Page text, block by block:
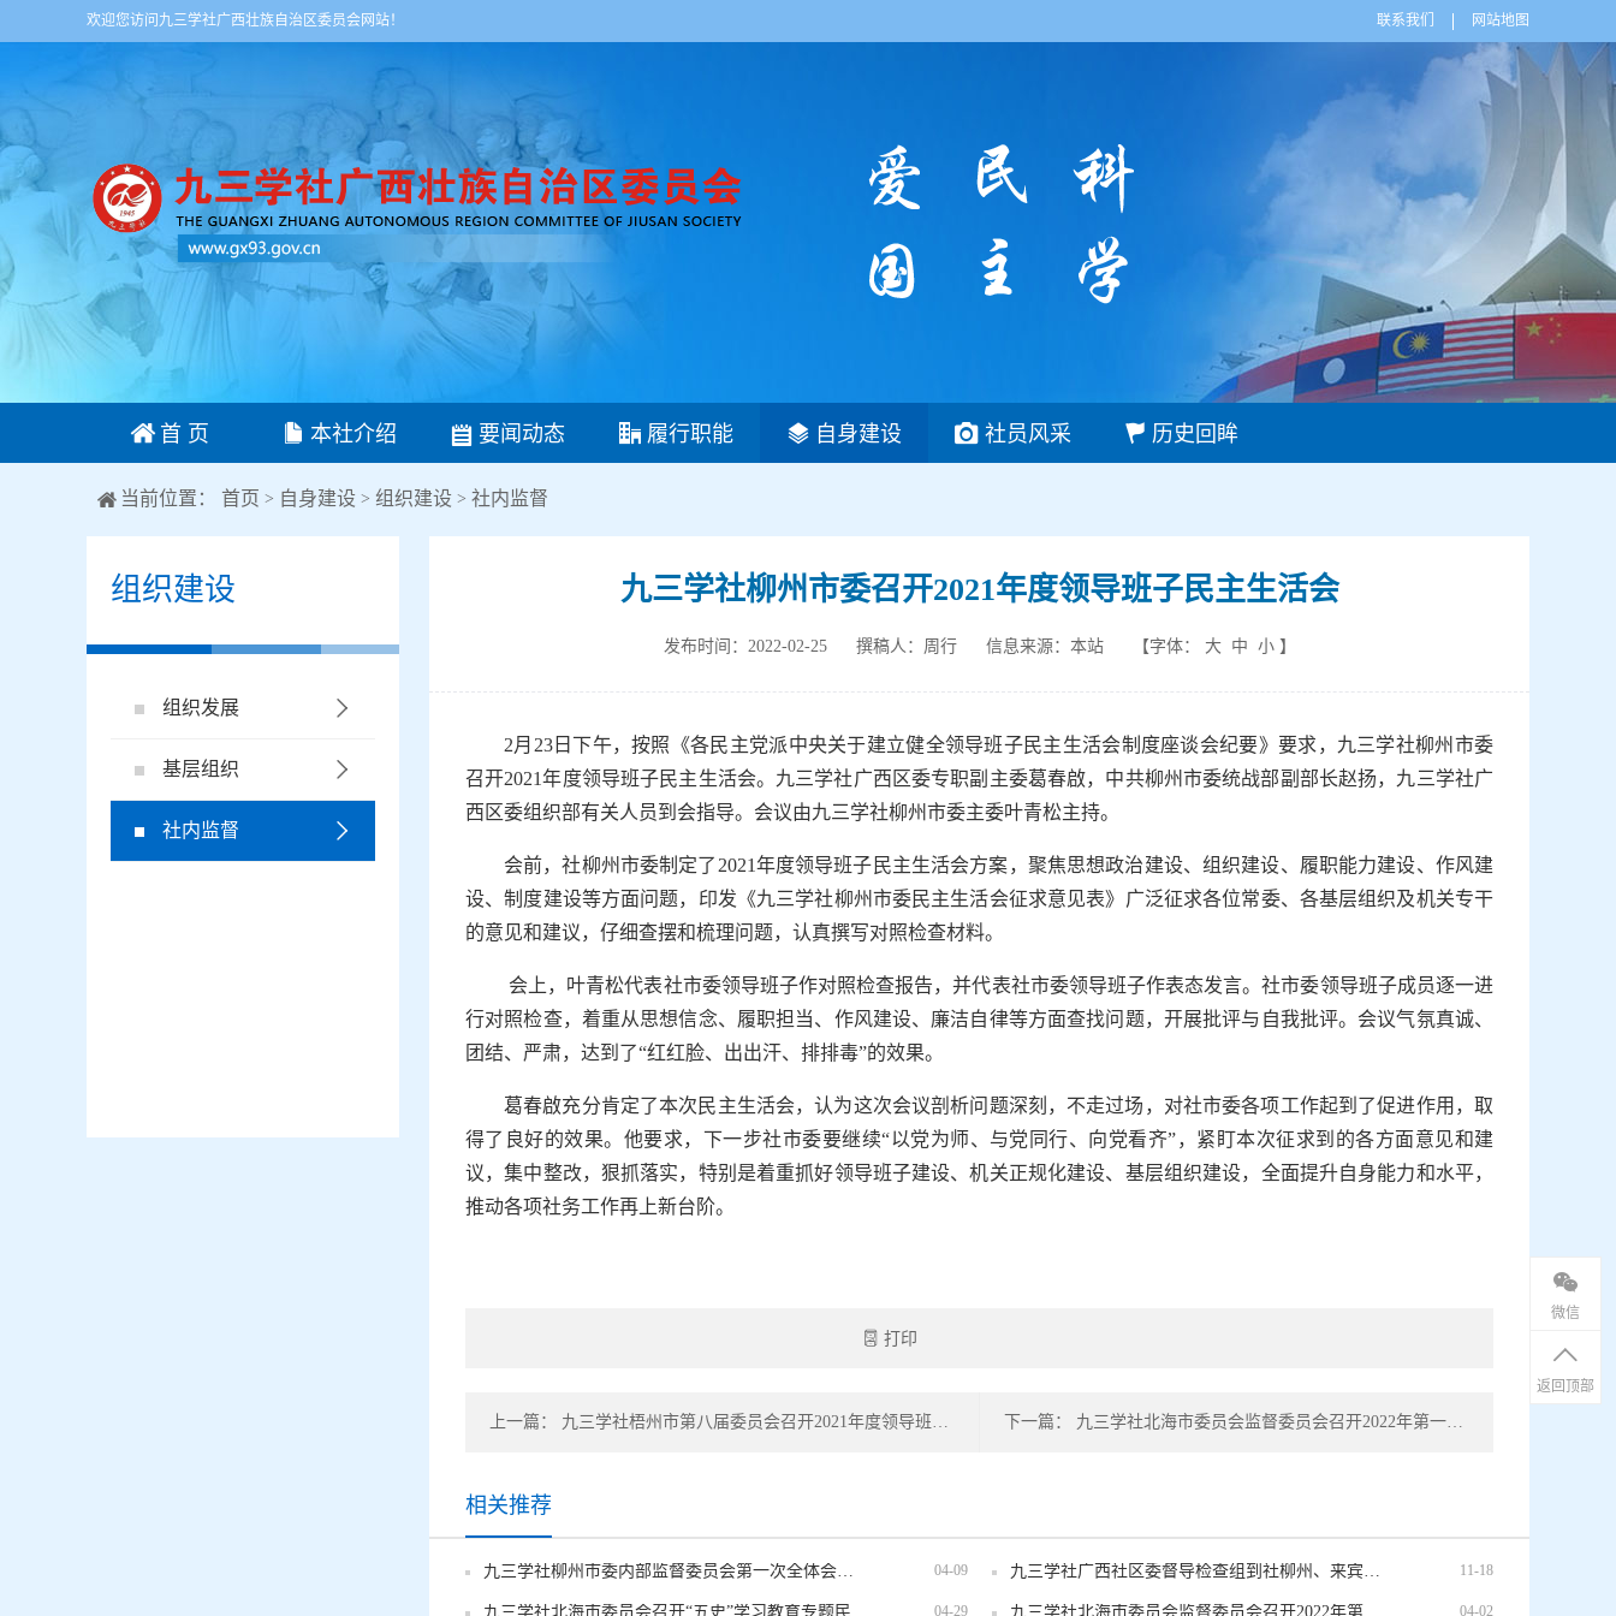
欢迎您访问九三学社广西壮族自治区委员会网站！ 联系我们 网站地图
首 页 本社介绍 要闻动态 履行职能 自身建设 社员风采 历史回眸
当前位置： 首页 > 自身建设 > 组织建设 > 社内监督
组织建设
组织发展
基层组织
社内监督
九三学社柳州市委召开2021年度领导班子民主生活会
发布时间：2022-02-25 撰稿人：周行 信息来源：本站 【字体： 大 中 小 】
2月23日下午，按照《各民主党派中央关于建立健全领导班子民主生活会制度座谈会纪要》要求，九三学社柳州市委
召开2021年度领导班子民主生活会。九三学社广西区委专职副主委葛春啟，中共柳州市委统战部副部长赵扬，九三学社广
西区委组织部有关人员到会指导。会议由九三学社柳州市委主委叶青松主持。
会前，社柳州市委制定了2021年度领导班子民主生活会方案，聚焦思想政治建设、组织建设、履职能力建设、作风建
设、制度建设等方面问题，印发《九三学社柳州市委民主生活会征求意见表》广泛征求各位常委、各基层组织及机关专干
的意见和建议，仔细查摆和梳理问题，认真撰写对照检查材料。
会上，叶青松代表社市委领导班子作对照检查报告，并代表社市委领导班子作表态发言。社市委领导班子成员逐一进
行对照检查，着重从思想信念、履职担当、作风建设、廉洁自律等方面查找问题，开展批评与自我批评。会议气氛真诚、
团结、严肃，达到了“红红脸、出出汗、排排毒”的效果。
葛春啟充分肯定了本次民主生活会，认为这次会议剖析问题深刻，不走过场，对社市委各项工作起到了促进作用，取
得了良好的效果。他要求，下一步社市委要继续“以党为师、与党同行、向党看齐”，紧盯本次征求到的各方面意见和建
议，集中整改，狠抓落实，特别是着重抓好领导班子建设、机关正规化建设、基层组织建设，全面提升自身能力和水平，
推动各项社务工作再上新台阶。
打印
下一篇： 九三学社北海市委员会监督委员会召开2022年第一次会议
相关推荐
04-09 九三学社广西社区委督导检查组到社柳州、来宾市委开展工作督导检查 11-18
04-29 04-02
微信
返回顶部